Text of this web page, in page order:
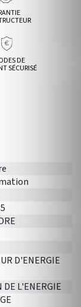
DE
SÉCURISÉ
D'ENERGIE
DE L'ENERGIE